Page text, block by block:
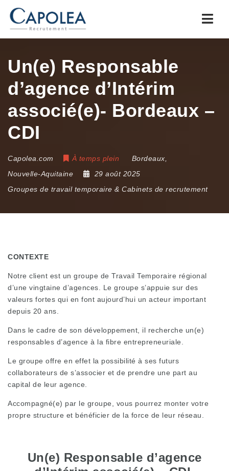
Un(e) Responsable
d’agence d’Intérim
associé(e)- Bordeaux –
CDI
Capolea.com À temps plein Bordeaux
Nouvelle-Aquitaine
29 août 2025
Groupes de travail temporaire & Cabinets de recrutement
CONTEXTE
Notre client est un groupe de Travail Temporaire régional
d’une vingtaine d’agences. Le groupe s’appuie sur des
valeurs fortes qui en font aujourd’hui un acteur important
depuis 20 ans.
Dans le cadre de son développement, il recherche un(e)
responsables d’agence à la fibre entrepreneuriale.
Le groupe offre en effet la possibilité à ses futurs
collaborateurs de s’associer et de prendre une part au
capital de leur agence.
Accompagné(e) par le groupe, vous pourrez monter votre
propre structure et bénéficier de la force de leur réseau.
Un(e) Responsable d’agence